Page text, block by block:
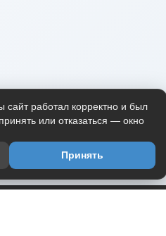
работал корректно и был
или отказаться — окно
Принять